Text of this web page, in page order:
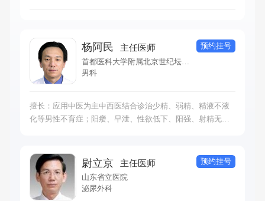
杨阿民 主任医师
首都医科大学附属北京世纪坛医院
男科
预约挂号
擅长：应用中医为主中西医结合诊治少精、弱精、精液不液
化等男性不育症；阳痿、早泄、性欲低下、阳强、射精无
腺疾病；尿道炎、血精症、睾丸炎、附睾炎等泌尿生殖系感
染；以及泌尿系结石、男性更年期综合征、男性乳房发育
症、遗精、男性性早熟等男科疑难杂症。
尉立京 主任医师
山东省立医院
泌尿外科
预约挂号